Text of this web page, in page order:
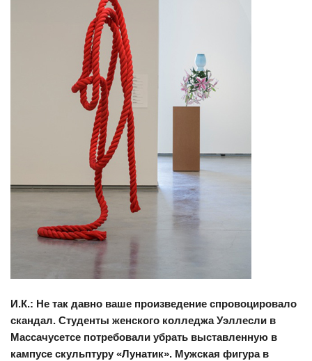
И.К.: Не так давно ваше произведение спровоцировало
скандал. Студенты женского колледжа Уэллесли в
Массачусетсе потребовали убрать выставленную в
кампусе скульптуру «Лунатик». Мужская фигура в